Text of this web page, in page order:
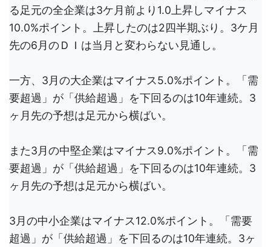
る足元の全企業は3ケ月前より1.0上昇しマイナス
10.0%ポイント。上昇したのは2四半期ぶり。3ケ月
先の6月のＤＩは当月と変わらない見通し。
一方、3月の大企業はマイナス5.0%ポイント。「需
要超過」が「供給超過」を下回るのは10年連続。3
ヶ月先の予想は足元から横ばい。
また3月の中堅企業はマイナス9.0%ポイント。「需
要超過」が「供給超過」を下回るのは10年連続。3
ヶ月先の予想は足元から横ばい。
3月の中小企業はマイナス12.0%ポイント。「需要
超過」が「供給超過」を下回るのは10年連続。3ヶ